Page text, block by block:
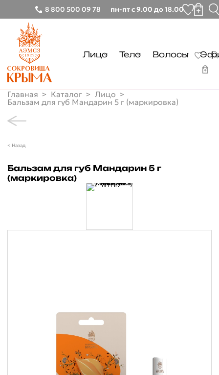
8 800 500 09 78 пн-пт с 9.00 до 18.00
Лицо
Очищение
Тело
Уход
Волосы
Уход
Увлажнение
Губы
Руки
Очищение
Уход
Эфирные масла
Команда
АВТОРИЗАЦИЯ
Главная Каталог
Лицо
Бальзам для губ Мандарин 5 г (маркировка)
< Назад
Бальзам для губ Мандарин 5 г
(маркировка)